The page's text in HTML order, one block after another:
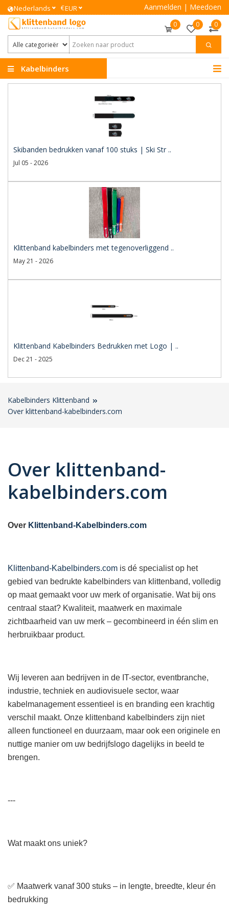
Nederlands €EUR Aanmelden | Meedoen
0 0 0
Kabelbinders
Skibanden bedrukken vanaf 100 stuks | Ski Str ..
Jul 05 - 2026
Klittenband kabelbinders met tegenoverliggend ..
May 21 - 2026
Klittenband Kabelbinders Bedrukken met Logo | ..
Dec 21 - 2025
Kabelbinders Klittenband
Over klittenband-kabelbinders.com
Over klittenband-
kabelbinders.com
Over Klittenband-Kabelbinders.com
Klittenband-Kabelbinders.com is dé specialist op het
gebied van bedrukte kabelbinders van klittenband, volledig
op maat gemaakt voor uw merk of organisatie. Wat bij ons
centraal staat? Kwaliteit, maatwerk en maximale
zichtbaarheid van uw merk – gecombineerd in één slim en
herbruikbaar product.
Wij leveren aan bedrijven in de IT-sector, eventbranche,
industrie, techniek en audiovisuele sector, waar
kabelmanagement essentieel is en branding een krachtig
verschil maakt. Onze klittenband kabelbinders zijn niet
alleen functioneel en duurzaam, maar ook een originele en
nuttige manier om uw bedrijfslogo dagelijks in beeld te
brengen.
---
Wat maakt ons uniek?
✅ Maatwerk vanaf 300 stuks – in lengte, breedte, kleur én
bedrukking